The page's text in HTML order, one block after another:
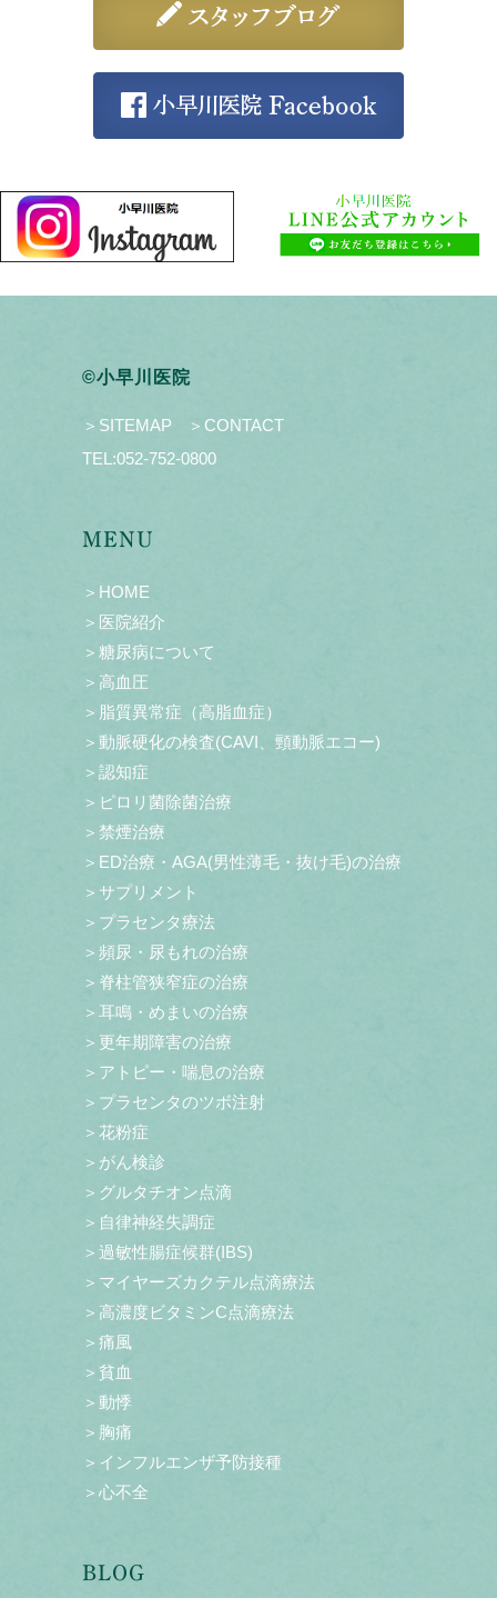
©小早川医院
＞SITEMAP
＞CONTACT
TEL:052-752-0800
MENU
＞HOME
＞医院紹介
＞糖尿病について
＞高血圧
＞脂質異常症（高脂血症）
＞動脈硬化の検査(CAVI、頸動脈エコー)
＞認知症
＞ピロリ菌除菌治療
＞禁煙治療
＞ED治療・AGA(男性薄毛・抜け毛)の治療
＞サプリメント
＞プラセンタ療法
＞頻尿・尿もれの治療
＞脊柱管狭窄症の治療
＞耳鳴・めまいの治療
＞更年期障害の治療
＞アトピー・喘息の治療
＞プラセンタのツボ注射
＞花粉症
＞がん検診
＞グルタチオン点滴
＞自律神経失調症
＞過敏性腸症候群(IBS)
＞マイヤーズカクテル点滴療法
＞高濃度ビタミンC点滴療法
＞痛風
＞貧血
＞動悸
＞胸痛
＞インフルエンザ予防接種
＞心不全
BLOG